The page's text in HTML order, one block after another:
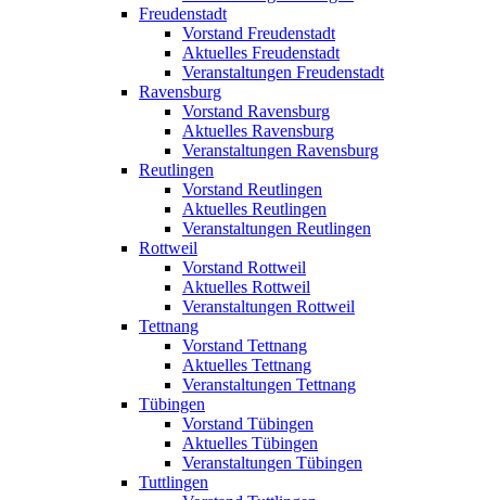
Freudenstadt
Vorstand Freudenstadt
Aktuelles Freudenstadt
Veranstaltungen Freudenstadt
Ravensburg
Vorstand Ravensburg
Aktuelles Ravensburg
Veranstaltungen Ravensburg
Reutlingen
Vorstand Reutlingen
Aktuelles Reutlingen
Veranstaltungen Reutlingen
Rottweil
Vorstand Rottweil
Aktuelles Rottweil
Veranstaltungen Rottweil
Tettnang
Vorstand Tettnang
Aktuelles Tettnang
Veranstaltungen Tettnang
Tübingen
Vorstand Tübingen
Aktuelles Tübingen
Veranstaltungen Tübingen
Tuttlingen